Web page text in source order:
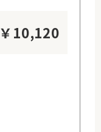
￥ 10,120